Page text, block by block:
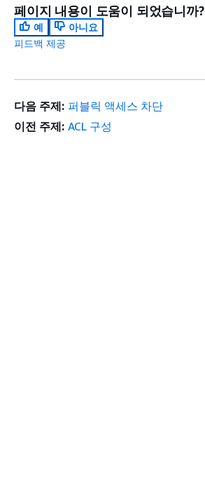
페이지 내용이 도움이 되었습니까?
예
아니요
피드백 제공
다음 주제: 퍼블릭 액세스 차단
이전 주제: ACL 구성